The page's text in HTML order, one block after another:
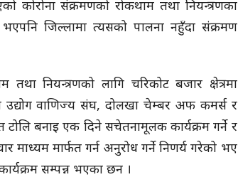
कोरोना संक्रमणको रोकथाम तथा नियन्त्रणका
भएपनि जिल्लामा त्यसको पालना नहुँदा संक्रमण
नियन्त्रणको लागि चरिकोट बजार क्षेत्रमा
उद्योग वाणिज्य संघ, दोलखा चेम्बर अफ कमर्स र
बनाइ एक दिने सचेतनामूलक कार्यक्रम गर्ने र
माध्यम मार्फत गर्न अनुरोध गर्ने निणर्य गरेको भए
सम्पन्न भएका छन ।